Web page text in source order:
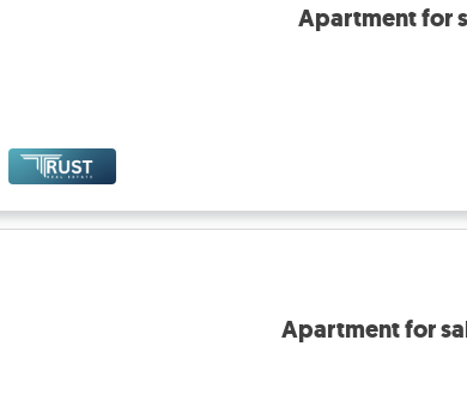
Apartment for
Apartment for